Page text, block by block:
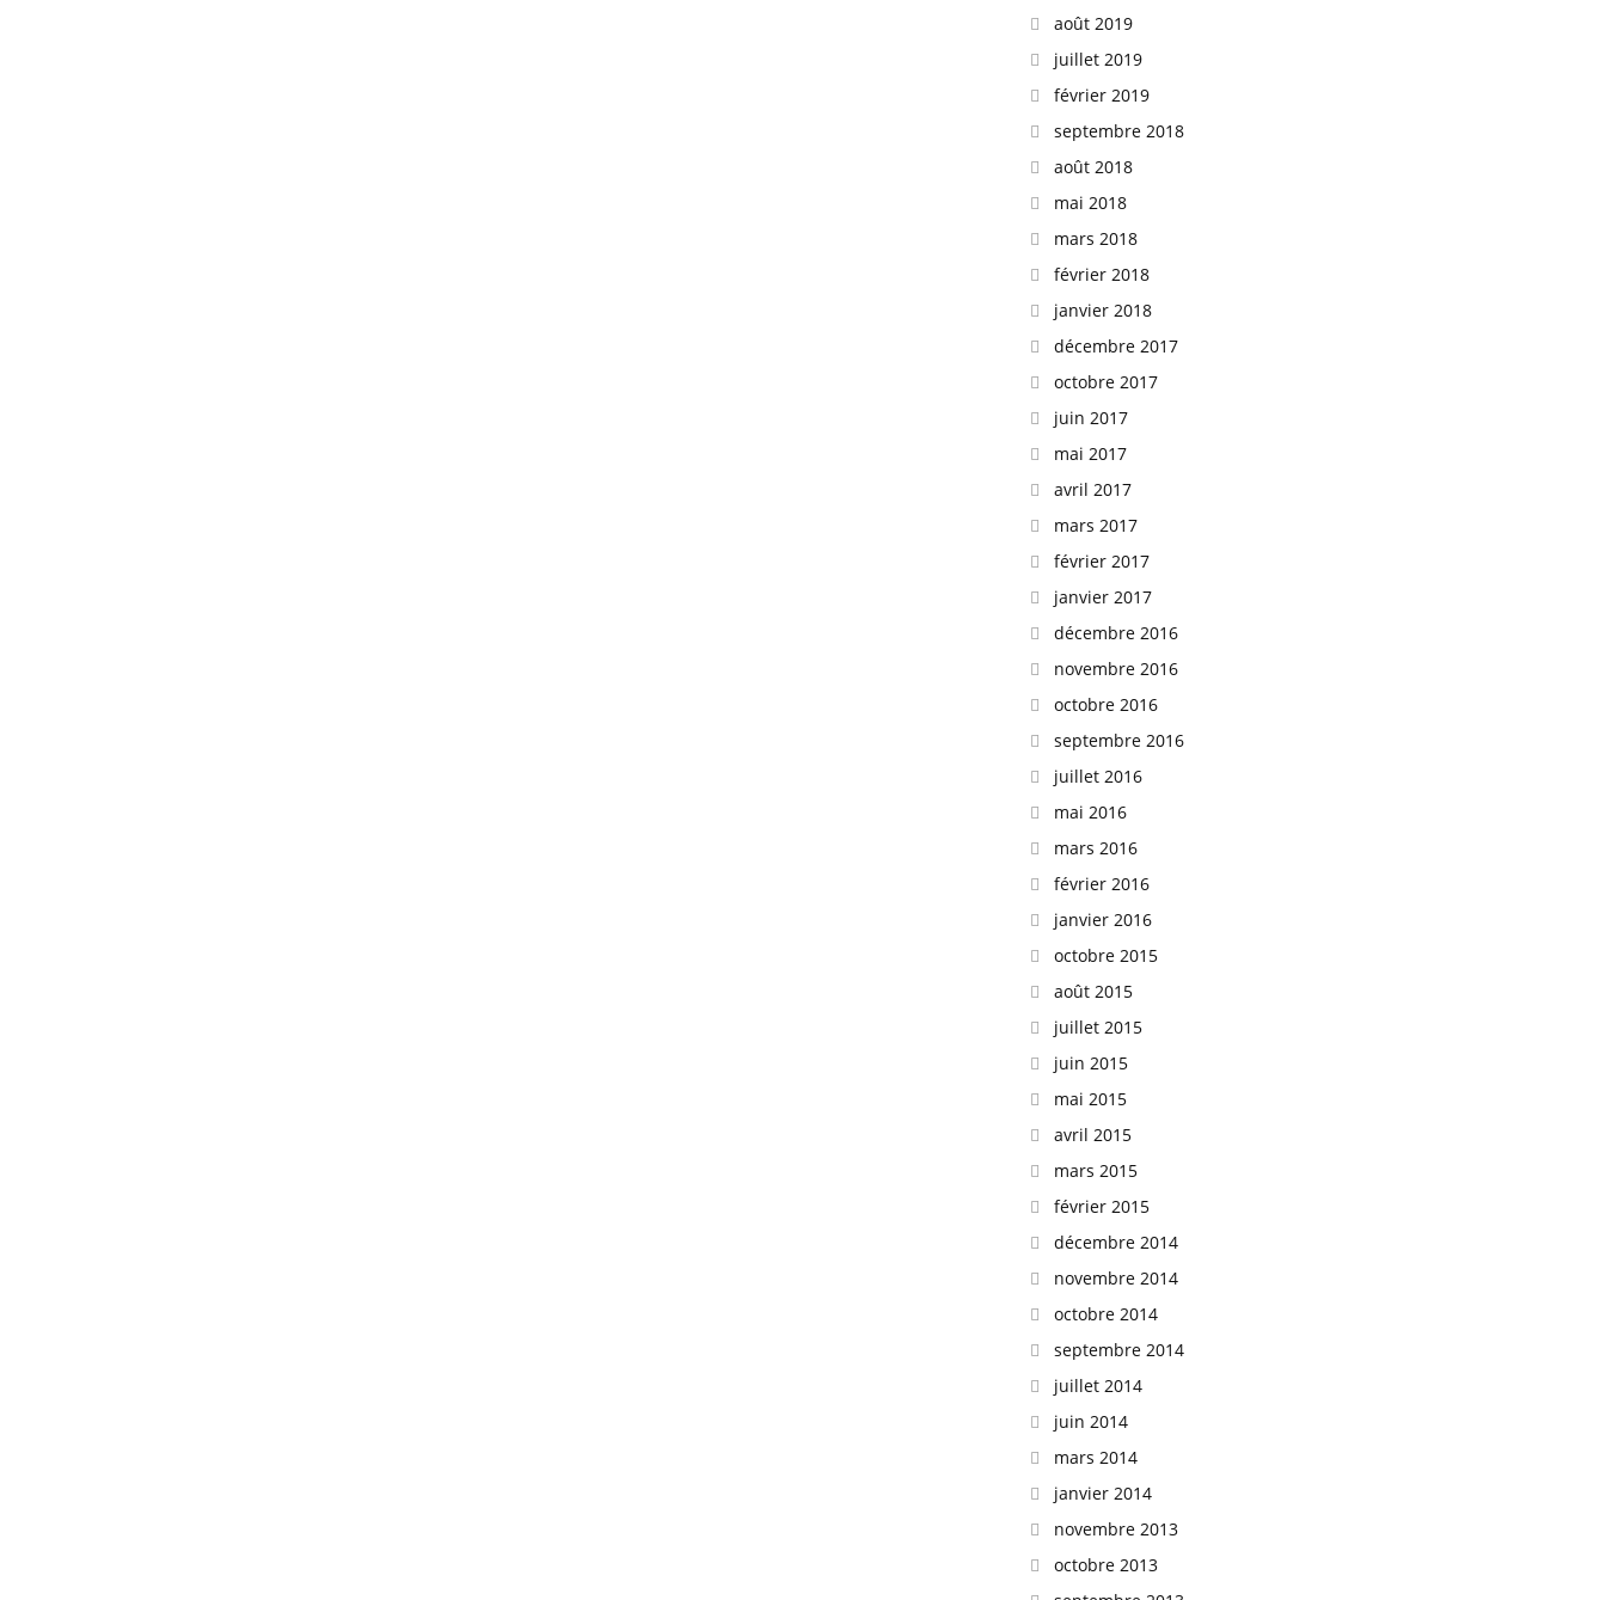
août 2019
juillet 2019
février 2019
septembre 2018
août 2018
mai 2018
mars 2018
février 2018
janvier 2018
décembre 2017
octobre 2017
juin 2017
mai 2017
avril 2017
mars 2017
février 2017
janvier 2017
décembre 2016
novembre 2016
octobre 2016
septembre 2016
juillet 2016
mai 2016
mars 2016
février 2016
janvier 2016
octobre 2015
août 2015
juillet 2015
juin 2015
mai 2015
avril 2015
mars 2015
février 2015
décembre 2014
novembre 2014
octobre 2014
septembre 2014
juillet 2014
juin 2014
mars 2014
janvier 2014
novembre 2013
octobre 2013